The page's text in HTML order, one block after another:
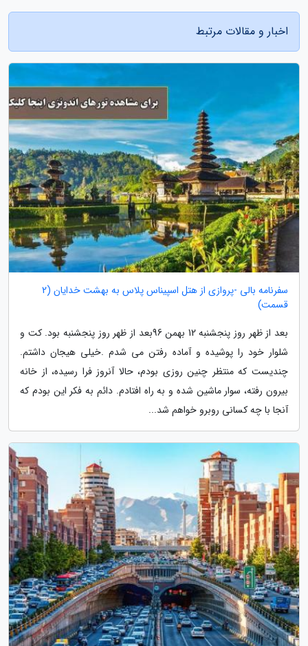
اخبار و مقالات مرتبط
سفرنامه بالی -پروازی از هتل اسپیناس پلاس به بهشت خدایان (2
قسمت)
بعد از ظهر روز پنجشنبه 12 بهمن 96بعد از ظهر روز پنجشنبه بود. کت و
شلوار خود را پوشیده و آماده رفتن می شدم .خیلی هیجان داشتم.
چندیست که منتظر چنین روزی بودم، حالا آنروز فرا رسیده، از خانه
بیرون رفته، سوار ماشین شده و به راه افتادم. دائم به فکر این بودم که
آنجا با چه کسانی روبرو خواهم شد...